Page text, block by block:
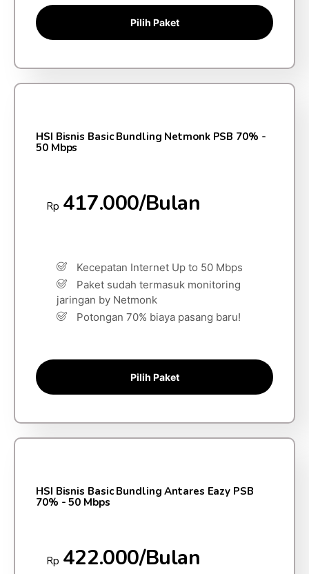
Pilih Paket
HSI Bisnis Basic Bundling Netmonk PSB 70% -
50 Mbps
Rp 417.000/Bulan
Kecepatan Internet Up to 50 Mbps
Paket sudah termasuk monitoring
jaringan by Netmonk
Potongan 70% biaya pasang baru!
Pilih Paket
HSI Bisnis Basic Bundling Antares Eazy PSB
70% - 50 Mbps
Rp 422.000/Bulan